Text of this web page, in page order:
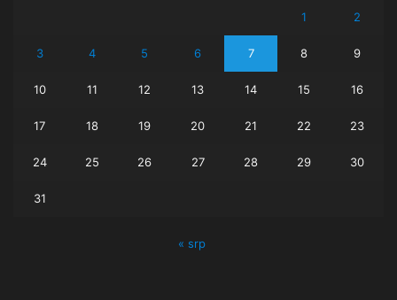
1 2
3 4 5 6 7 8 9
10 11 12 13 14 15 16
17 18 19 20 21 22 23
24 25 26 27 28 29 30
31
« srp